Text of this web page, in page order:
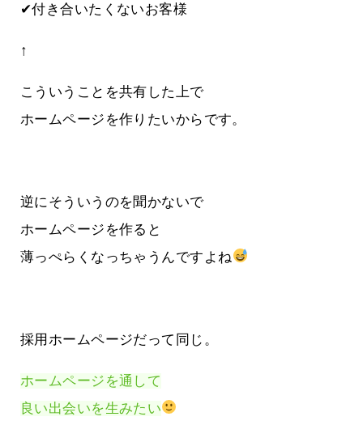
✔付き合いたくないお客様
↑
こういうことを共有した上で
ホームページを作りたいからです。
逆にそういうのを聞かないで
ホームページを作ると
薄っぺらくなっちゃうんですよね
採用ホームページだって同じ。
ホームページを通して
良い出会いを生みたい